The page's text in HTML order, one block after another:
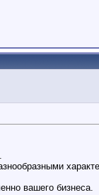
вашего бизнеса.